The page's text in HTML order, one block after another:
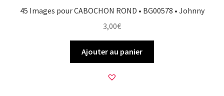
45 Images pour CABOCHON ROND • BG00578 • Johnny
3,00€
Ajouter au panier